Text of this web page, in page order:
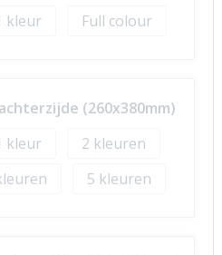
Full colour
(260x380mm)
2
5